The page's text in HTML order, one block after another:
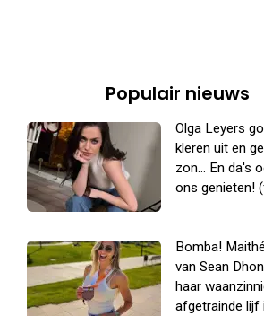
Populair nieuws
Olga Leyers
kleren uit en
zon... En da's
ons genieten!
Bomba!
van Sean
haar
afgetrainde lijf